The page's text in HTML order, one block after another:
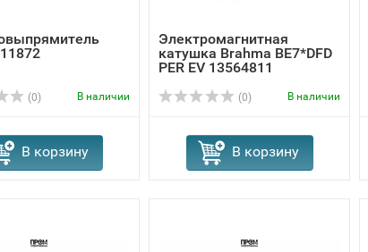
(0) В наличии
В корзину
Электромагнитная
катушка Brahma BE7*DFD
PER EV 13564811
(0) В наличии
В корзину